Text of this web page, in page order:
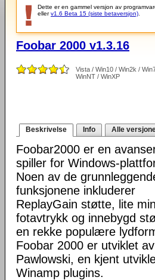
Dette er en gammel versjon av
ellerv1.6 Beta 15 (siste betaversjon)
Foobar 2000 v1.3.16
Vista / Win10 / Win2k /
WinNT / WinXP
Beskrivelse Info Alle
Foobar2000 er en
spiller for Windows-
Noen av de
funksjonene inkluderer
ReplayGain støtte, lite
fotavtrykk og innebygd
en rekke populære
Foobar 2000 er utviklet
Pawlowski, en kjent
Winamp plugins.